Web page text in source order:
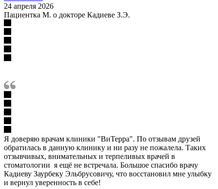
24 апреля 2026
Пациентка М. о докторе Кадиеве З.Э.
Я доверяю врачам клиники "ВиТерра". По отзывам друзей
обратилась в данную клинику и ни разу не пожалела. Таких
отзывчивых, внимательных и терпеливых врачей в
стоматологии я ещё не встречала. Большое спасибо врачу
Кадиеву Заурбеку Эльбрусовичу, что восстановил мне улыбку
и вернул уверенность в себе!